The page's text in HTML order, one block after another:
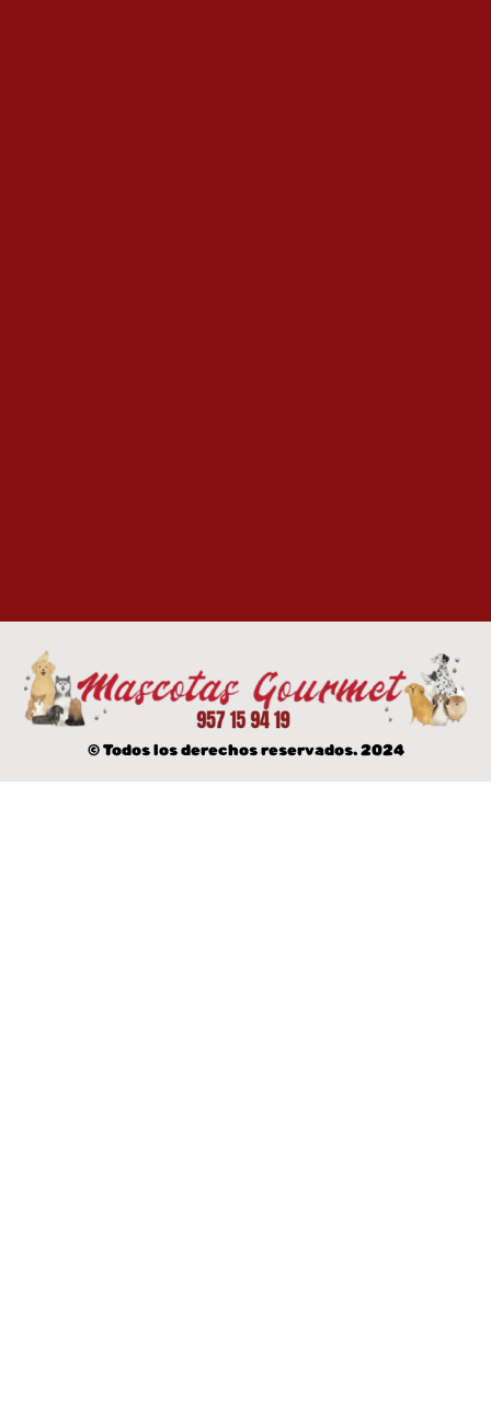
© Todos los derechos reservados. 2024